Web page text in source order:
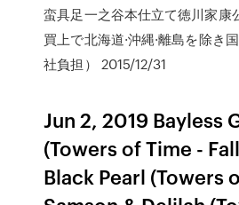
蛮具足一之谷本仕立て徳川家
買上で北海道·沖縄·離島を除き
社負担） 2015/12/31
Jun 2, 2019 Bayless
(Towers of Time -
Black Pearl (Towers